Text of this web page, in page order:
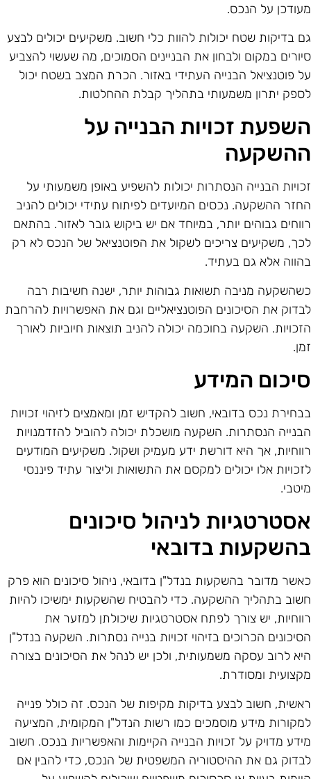
על הנכס.
בדיקות שטח יכולות להוות כלי חשוב. משקיעים יכולים לבצע
במקום ולבחון את הבניינים הסמוכים, מה שעשוי להצביע
פוטנציאל הבנייה העתידי באזור. הכרת המצב בשטח יכול
יתרון משמעותי בתהליך קבלת ההחלטות.
זכויות הבנייה על
הבנייה הנסתרות יכולות להשפיע באופן משמעותי על
ההשקעה. נכסים המיועדים לפיתוח עתידי יכולים להניב
גבוהים יותר, במיוחד אם יש ביקוש גובר לאזור. בהתאם
משקיעים צריכים לשקול את הפוטנציאל של הנכס לא רק
אלא גם בעתיד.
מניבה תשואות גבוהות יותר, ישנה חשיבות רבה
את הסיכונים הפוטנציאליים וגם את האפשרויות להרחבת
השקעה בחוכמה יכולה להניב תוצאות חיוביות לאורך
המידע
נכס בדובאי, חשוב להקדיש זמן ומאמצים לזיהוי זכויות
הנסתרות. השקעה מושכלת יכולה להוביל להזדמנויות
אך היא דורשת ידע מעמיק ושקול. משקיעים המודעים
אלו יכולים למקסם את התשואות וליצור עתיד פיננסי
לניהול סיכונים
בדובאי
מדובר בהשקעות בנדל"ן בדובאי, ניהול סיכונים הוא פרק
בתהליך ההשקעה. כדי להבטיח שהשקעות ימשיכו להיות
יש צורך לפתח אסטרטגיות שיכולתן למזער את
הכרוכים בזיהוי זכויות בנייה נסתרות. השקעה בנדל"ן
לרוב עסקה משמעותית, ולכן יש לנהל את הסיכונים בצורה
ומסודרת.
חשוב לבצע בדיקות מקיפות של הנכס. זה כולל פנייה
מידע מוסמכים כמו רשות הנדל"ן המקומית, המציעה
מדויק על זכויות הבנייה הקיימות והאפשריות בנכס. חשוב
גם את ההיסטוריה המשפטית של הנכס, כדי להבין אם